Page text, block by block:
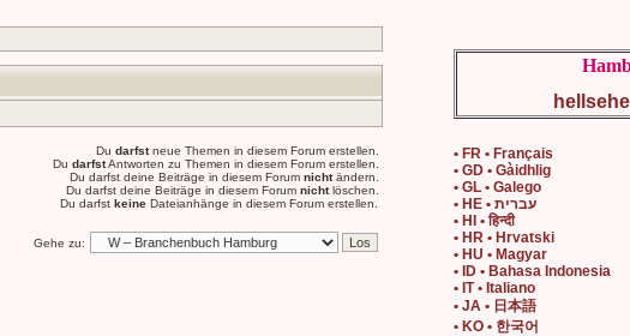
Du darfstneue Themen in diesem Forum erstellen.
Du darfstAntworten zu Themen in diesem Forum erstellen.
Du darfst deine Beiträge in diesem Forum nichtändern.
Du darfst deine Beiträge in diesem Forum nichtlöschen.
Du darfst keine Dateianhänge in diesem Forum erstellen.
Gehe zu:
• FR • Français
• GD • Gàidhlig
• GL • Galego
• HE • עברית
• HI • हिन्दी
• HR • Hrvatski
• HU • Magyar
• ID • Bahasa Indonesia
• IT • Italiano
• JA • 日本語
• KO • 한국어